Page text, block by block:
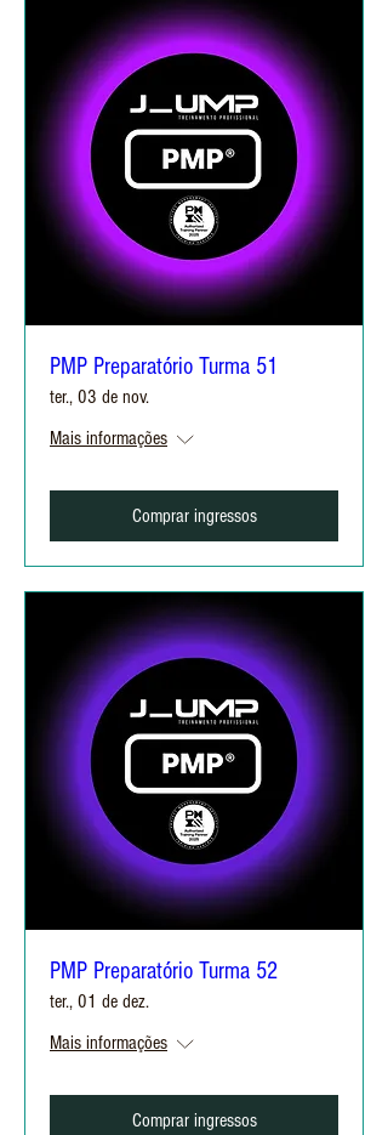
PMP Preparatório Turma 51
ter., 03 de nov.
Mais informações
Comprar ingressos
PMP Preparatório Turma 52
ter., 01 de dez.
Mais informações
Comprar ingressos